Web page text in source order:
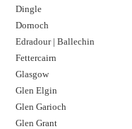
Dingle
Dornoch
Edradour | Ballechin
Fettercairn
Glasgow
Glen Elgin
Glen Garioch
Glen Grant